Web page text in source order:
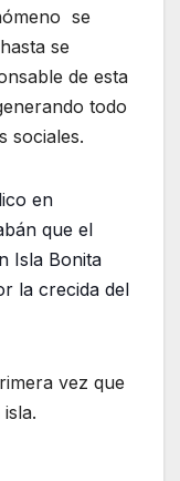
se
se
de esta
todo
sociales.
en
que el
Isla Bonita
la crecida del
vez que